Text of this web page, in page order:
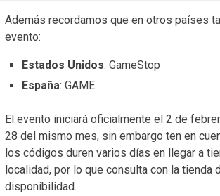
Además recordamos que en otros países
evento:
Estados Unidos: GameStop
España: GAME
El evento iniciará oficialmente el 2 de
28 del mismo mes, sin embargo ten en
los códigos duren varios días en llegar a
localidad, por lo que consulta con la tienda
disponibilidad.